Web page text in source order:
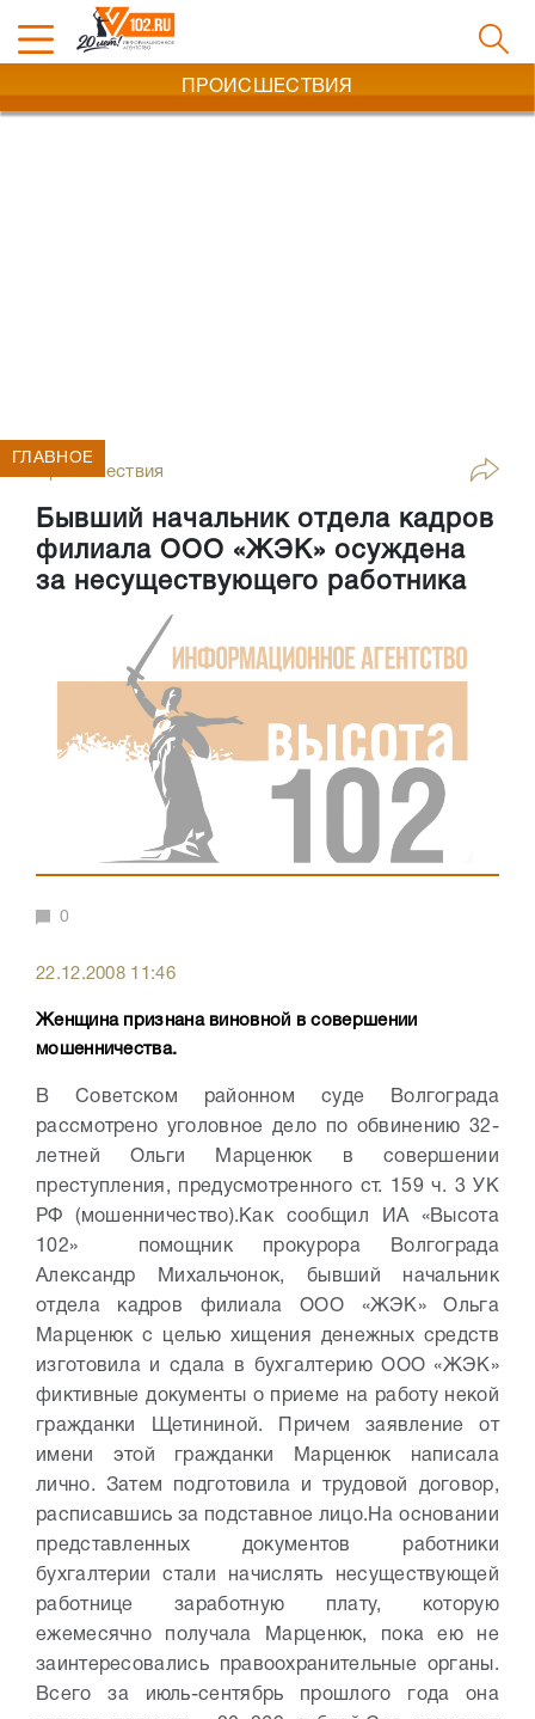
ПРОИСШЕСТВИЯ
Происшествия
Бывший начальник отдела кадров
филиала ООО «ЖЭК» осуждена
за несуществующего работника
ГЛАВНОЕ
0
22.12.2008 11:46
Женщина признана виновной в совершении
мошенничества.
В Советском районном суде Волгограда
рассмотрено уголовное дело по обвинению 32-
летней Ольги Марценюк в совершении
преступления, предусмотренного ст. 159 ч. 3 УК
РФ (мошенничество). Как сообщил ИА «Высота
102» помощник прокурора Волгограда
Александр Михальчонок, бывший начальник
отдела кадров филиала ООО «ЖЭК» Ольга
Марценюк с целью хищения денежных средств
изготовила и сдала в бухгалтерию ООО «ЖЭК»
фиктивные документы о приеме на работу некой
гражданки Щетининой. Причем заявление от
имени этой гражданки Марценюк написала
лично. Затем подготовила и трудовой договор,
расписавшись за подставное лицо. На основании
представленных документов работники
бухгалтерии стали начислять несуществующей
работнице заработную плату, которую
ежемесячно получала Марценюк, пока ею не
заинтересовались правоохранительные органы.
Всего за июль-сентябрь прошлого года она